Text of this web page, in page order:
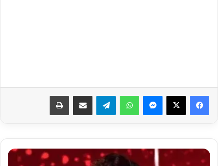
فيسبوك ‫X ماسنجر واتساب تيلقرام مشاركة عبر البريد طباعة
بقول
لكل